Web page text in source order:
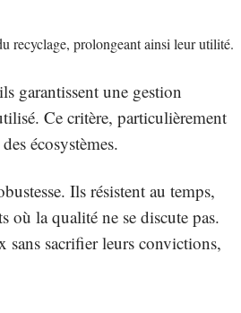
recyclage, prolongeant ainsi leur utilité.
garantissent une gestion
Ce critère, particulièrement
écosystèmes.
Ils résistent au temps,
où la qualité ne se discute pas.
sacrifier leurs convictions,